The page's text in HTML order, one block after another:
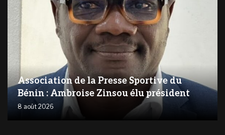
Association de la Presse Sportive du
Bénin : Ambroise Zinsou élu président
8 août 2026